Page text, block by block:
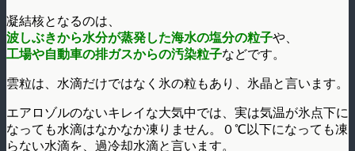
凝結核となるのは、
波しぶきから水分が蒸発した海水の塩分の粒子や、
工場や自動車の排ガスからの汚染粒子などです。
雲粒は、水滴だけではなく氷の粒もあり、氷晶と言います。
エアロゾルのないキレイな大気中では、実は気温が氷点下に
なっても水滴はなかなか凍りません。０℃以下になっても凍
らない水滴を、過冷却水滴と言います。